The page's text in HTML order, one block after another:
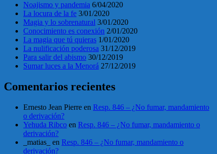
Noajismo y pandemia 6/04/2020
La locura de la fe 3/01/2020
Magia y lo sobrenatural 3/01/2020
Conocimiento es conexión 2/01/2020
La magia que tú quieras 1/01/2020
La nulificación poderosa 31/12/2019
Para salir del abismo 30/12/2019
Sumar luces a la Menorá 27/12/2019
Comentarios recientes
Ernesto Jean Pierre en Resp. 846 – ¿No fumar, mandamiento
o derivación?
Yehuda Ribco en Resp. 846 – ¿No fumar, mandamiento o
derivación?
_matias_
en Resp. 846 – ¿No fumar, mandamiento o
derivación?